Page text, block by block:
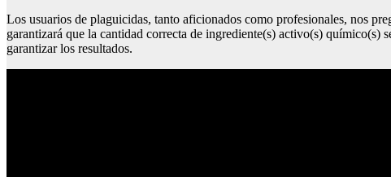
Los usuarios de plaguicidas, tanto aficionados como profesionales, nos
garantizará que la cantidad correcta de ingrediente(s) activo(s) químico(s)
garantizar los resultados.